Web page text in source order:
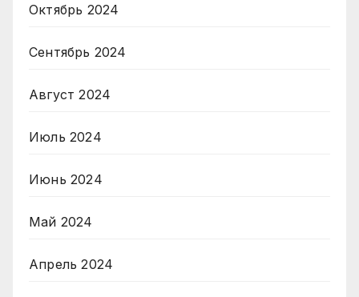
Октябрь 2024
Сентябрь 2024
Август 2024
Июль 2024
Июнь 2024
Май 2024
Апрель 2024